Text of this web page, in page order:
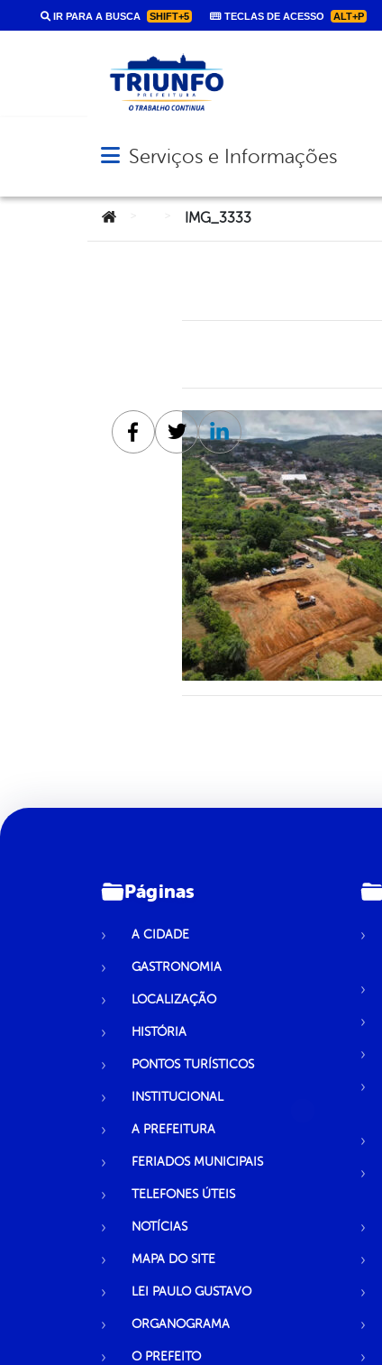
IR PARA A BUSCA SHIFT+5 TECLAS DE ACESSO ALT+P
Abrir menu principal de navegação
Serviços e Informações
Você está aqui:IMG_3333
Facebook
TwitterLinkedin
Páginas
A CIDADE
GASTRONOMIA
LOCALIZAÇÃO
HISTÓRIA
PONTOS TURÍSTICOS
INSTITUCIONAL
A PREFEITURA
FERIADOS MUNICIPAIS
TELEFONES ÚTEIS
NOTÍCIAS
MAPA DO SITE
LEI PAULO GUSTAVO
ORGANOGRAMA
O PREFEITO